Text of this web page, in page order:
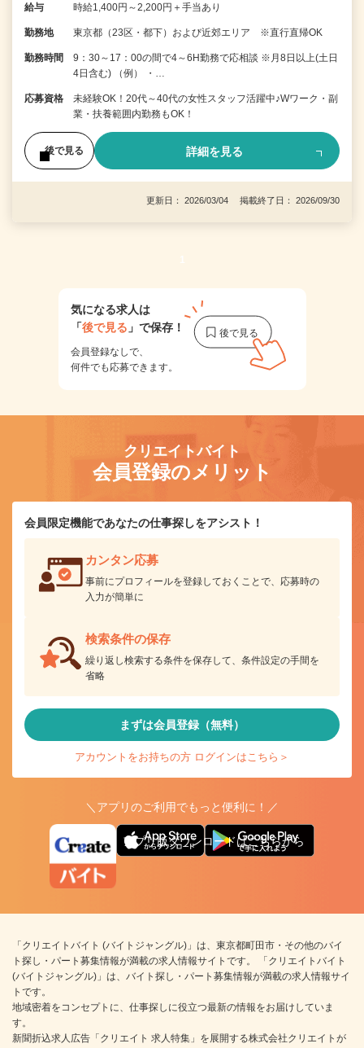
給与 時給1,400円～2,200円＋手当あり
勤務地 東京都（23区・都下）および近郊エリア ※直行直帰OK
勤務時間
9：30～17：00の間で4～6H勤務で応相談 ※月8日以上(土日
4日含む) （例） ・…
応募資格
未経験OK！20代～40代の女性スタッフ活躍中♪Wワーク・副
業・扶養範囲内勤務もOK！
後で見る 詳細を見る
更新日： 2026/03/04 掲載終了日： 2026/09/30
1
気になる求人は
「後で見る 」で保存！
会員登録なしで、
何件でも応募できます。
クリエイトバイト
会員登録のメリット
会員限定機能であなたの仕事探しをアシスト！
カンタン応募
事前にプロフィールを登録しておくことで、応募時の
入力が簡単に
検索条件の保存
繰り返し検索する条件を保存して、条件設定の手間を
省略
まずは会員登録（無料）
アカウントをお持ちの方 ログインはこちら＞
＼アプリのご利用でもっと便利に！／
アプリ版ダウンロードはこちらから
「クリエイトバイト (バイトジャングル)」は、東京都町田市・その他のバイ
ト探し・パート募集情報が満載の求人情報サイトです。 「クリエイトバイト
(バイトジャングル)」は、バイト探し・パート募集情報が満載の求人情報サイ
トです。
地域密着をコンセプトに、仕事探しに役立つ最新の情報をお届けしていま
す。
新聞折込求人広告「クリエイト 求人特集」を展開する株式会社クリエイトが